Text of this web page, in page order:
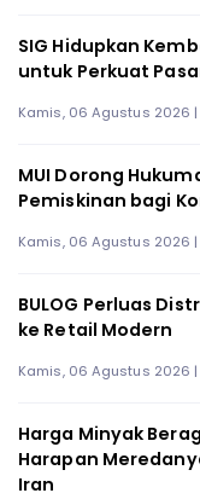
SIG Hidupkan
untuk Perkuat
Kamis, 06 Agustus 2026 |
MUI Dorong
Pemiskinan bagi
Kamis, 06 Agustus 2026 |
BULOG Perluas
ke Retail Modern
Kamis, 06 Agustus 2026 |
Harga Minyak
Harapan
Iran